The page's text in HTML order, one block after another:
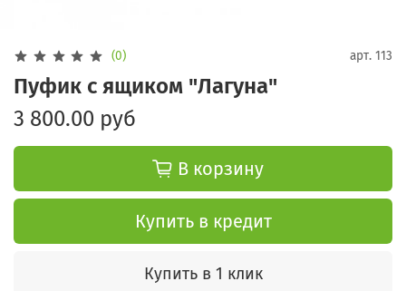
(0) арт. 113
Пуфик с ящиком "Лагуна"
3 800.00 руб
В корзину
Купить в кредит
Купить в 1 клик